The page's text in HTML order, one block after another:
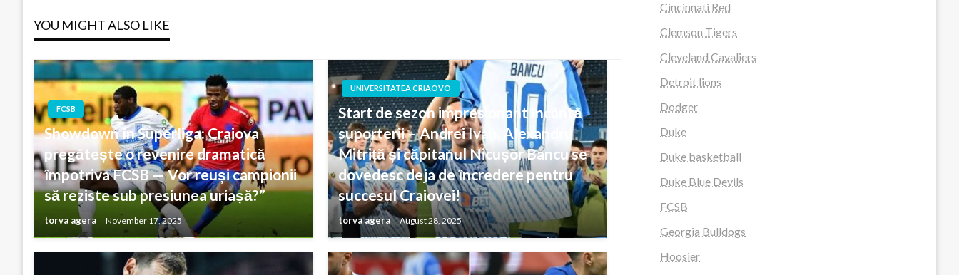
YOU MIGHT ALSO LIKE
FCSB
Showdown în Superliga: Craiova
pregătește o revenire dramatică
împotriva FCSB — Vor reuși campionii
să reziste sub presiunea uriașă?”
torva agera November 17, 2025
UNIVERSITATEA CRIAOVO
Start de sezon impresionant încântă
suporterii – Andrei Ivan, Alexandru
Mitriță și căpitanul Nicușor Bancu se
dovedesc deja de încredere pentru
succesul Craiovei!
torva agera August 28, 2025
Cincinnati Red
Clemson Tigers
Cleveland Cavaliers
Detroit lions
Dodger
Duke
Duke basketball
Duke Blue Devils
FCSB
Georgia Bulldogs
Hoosier